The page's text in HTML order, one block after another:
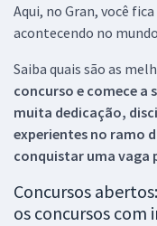
Aqui, no Gran, você
acontecendo no
Saiba quais são as
concurso e comece a
muita dedicação,
experientes no ramo
conquistar uma vaga
Concursos
os concursos com